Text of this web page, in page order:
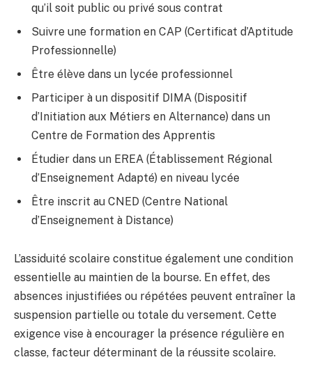
qu’il soit public ou privé sous contrat
Suivre une formation en CAP (Certificat d’Aptitude
Professionnelle)
Être élève dans un lycée professionnel
Participer à un dispositif DIMA (Dispositif
d’Initiation aux Métiers en Alternance) dans un
Centre de Formation des Apprentis
Étudier dans un EREA (Établissement Régional
d’Enseignement Adapté) en niveau lycée
Être inscrit au CNED (Centre National
d’Enseignement à Distance)
L’assiduité scolaire constitue également une condition
essentielle au maintien de la bourse. En effet, des
absences injustifiées ou répétées peuvent entraîner la
suspension partielle ou totale du versement. Cette
exigence vise à encourager la présence régulière en
classe, facteur déterminant de la réussite scolaire.